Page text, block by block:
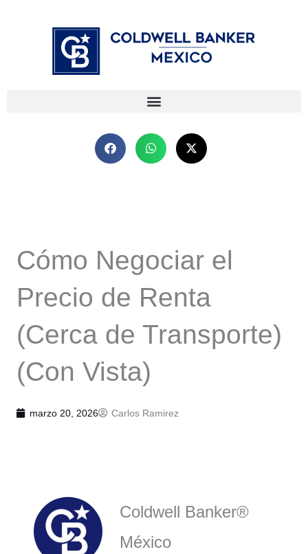
Cómo Negociar el
Precio de Renta
(Cerca de Transporte)
(Con Vista)
marzo 20, 2026 Carlos Ramirez
Coldwell Banker®
México